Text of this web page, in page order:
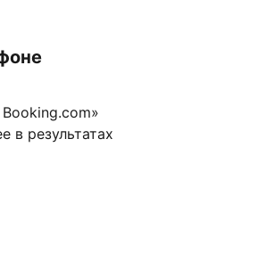
в результатах